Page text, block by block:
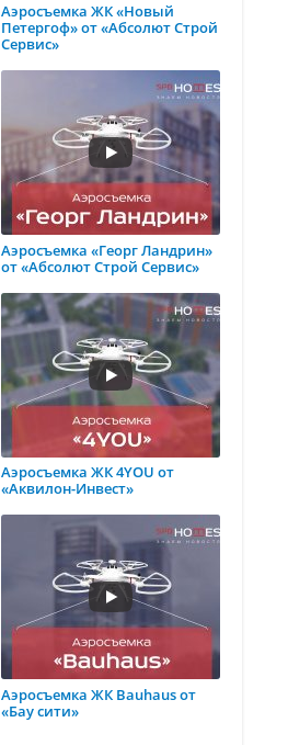
Аэросъемка ЖК «Новый
Петергоф» от «Абсолют Строй
Сервис»
Аэросъемка «Георг Ландрин»
от «Абсолют Строй Сервис»
Аэросъемка ЖК 4YOU от
«Аквилон-Инвест»
Аэросъемка ЖК Bauhaus от
«Бау сити»